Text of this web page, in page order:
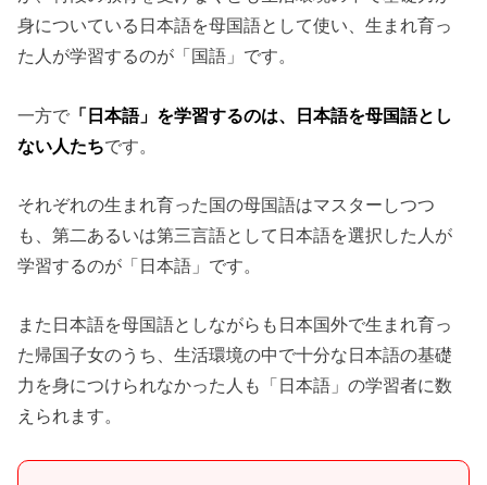
身についている日本語を母国語として使い、生まれ育っ
た人が学習するのが「国語」です。
一方で 「日本語」を学習するのは、日本語を母国語とし
ない人たちです。
それぞれの生まれ育った国の母国語はマスターしつつ
も、第二あるいは第三言語として日本語を選択した人が
学習するのが「日本語」です。
また日本語を母国語としながらも日本国外で生まれ育っ
た帰国子女のうち、生活環境の中で十分な日本語の基礎
力を身につけられなかった人も「日本語」の学習者に数
えられます。